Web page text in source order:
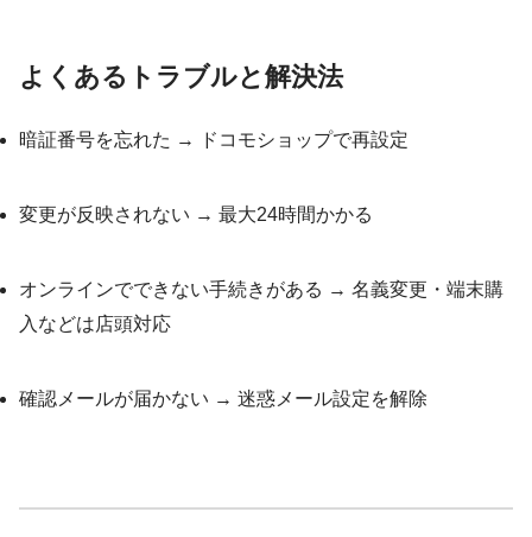
よくあるトラブルと解決法
暗証番号を忘れた → ドコモショップで再設定
変更が反映されない → 最大24時間かかる
オンラインでできない手続きがある → 名義変更・端末購
入などは店頭対応
確認メールが届かない → 迷惑メール設定を解除